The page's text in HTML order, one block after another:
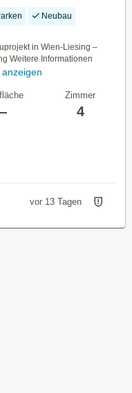
Neubau
in Wien-Liesing –
Weitere Informationen
Zimmer
4
vor 13 Tagen